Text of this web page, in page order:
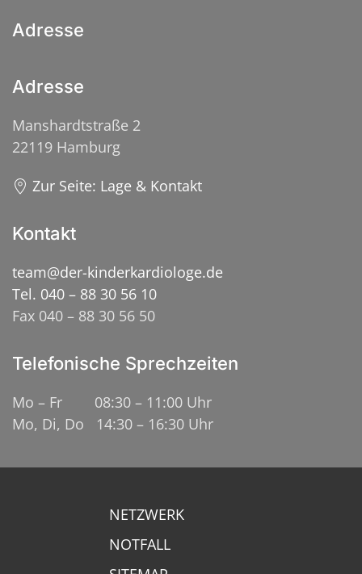
Adresse
Adresse
Manshardtstraße 2
22119 Hamburg
Zur Seite: Lage & Kontakt
Kontakt
team@der-kinderkardiologe.de
Tel. 040 – 88 30 56 10
Fax 040 – 88 30 56 50
Telefonische Sprechzeiten
Mo – Fr 08:30 – 11:00 Uhr
Mo, Di, Do 14:30 – 16:30 Uhr
NETZWERK
NOTFALL